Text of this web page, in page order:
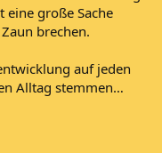
eine große Sache
brechen.
auf jeden
Alltag stemmen…